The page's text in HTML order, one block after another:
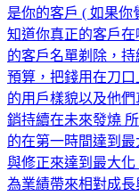
是你的客戶 ( 如果
知道你真正的客戶
的客戶名單剃除，
預算，把錢用在刀
的用戶樣貌以及他
銷持續在未來發燒
的在第一時間達到
與修正來達到最大
為業績帶來相對成